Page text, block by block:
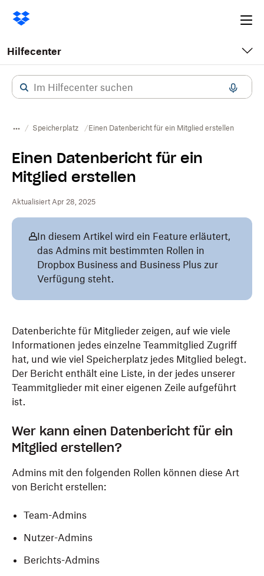
Hilfecenter
Speicherplatz Einen Datenbericht für ein Mitglied erstellen
Einen Datenbericht für ein
Mitglied erstellen
Aktualisiert Apr 28, 2025
In diesem Artikel wird ein Feature erläutert,
das Admins mit bestimmten Rollen in
Dropbox Business and Business Plus zur
Verfügung steht.
Datenberichte für Mitglieder zeigen, auf wie viele
Informationen jedes einzelne Teammitglied Zugriff
hat, und wie viel Speicherplatz jedes Mitglied belegt.
Der Bericht enthält eine Liste, in der jedes unserer
Teammitglieder mit einer eigenen Zeile aufgeführt
ist.
Wer kann einen Datenbericht für ein
Mitglied erstellen?
Admins mit den folgenden Rollen können diese Art
von Bericht erstellen:
Team-Admins
Nutzer-Admins
Berichts-Admins